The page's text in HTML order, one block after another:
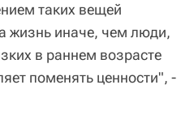
таких вещей
жизнь иначе, чем люди,
в раннем возрасте
поменять ценности", -